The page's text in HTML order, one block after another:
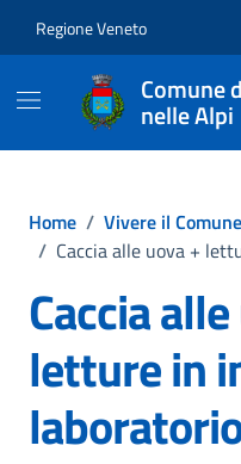
Regione Veneto
Comune
nelle Alpi
Home / Vivere il Comune
/ Caccia alle uova +
Caccia
letture in